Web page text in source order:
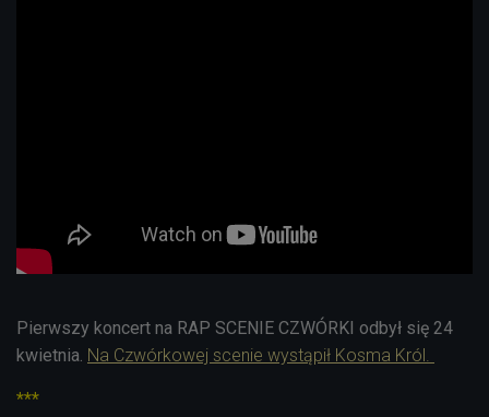
Pierwszy koncert na RAP SCENIE CZWÓRKI odbył się 24
kwietnia. Na Czwórkowej scenie wystąpił Kosma Król.
***